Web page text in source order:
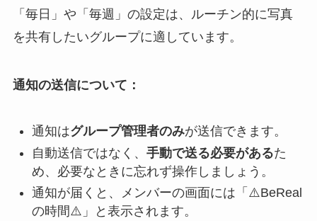
「毎日」や「毎週」の設定は、ルーチン的に写真
を共有したいグループに適しています。
通知の送信について：
通知はグループ管理者のみが送信できます。
自動送信ではなく、 手動で送る必要があるた
め、必要なときに忘れず操作しましょう。
通知が届くと、メンバーの画面には「⚠️BeReal
の時間⚠️」と表示されます。